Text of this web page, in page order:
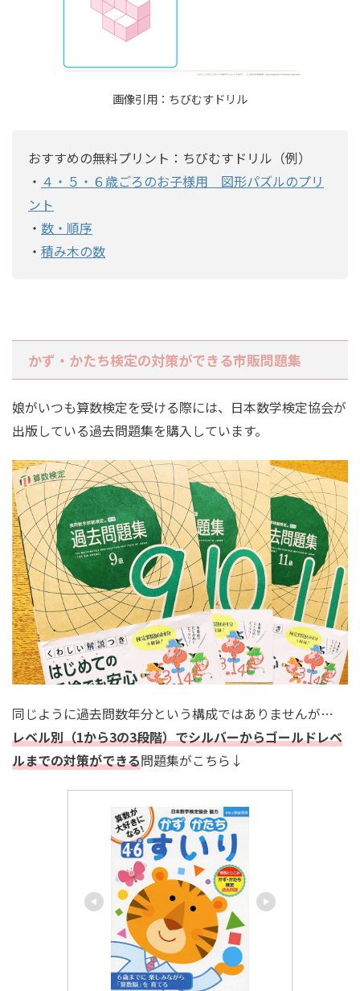
画像引用：ちびむすドリル
おすすめの無料プリント：ちびむすドリル（例）
・ ４・５・６歳ごろのお子様用 図形パズルのプリ
ント
・ 数・順序
・ 積み木の数
かず・かたち検定の対策ができる市販問題集
娘がいつも算数検定を受ける際には、日本数学検定協会が
出版している過去問題集を購入しています。
同じように過去問数年分という構成ではありませんが…
レベル別（1から3の3段階）でシルバーからゴールドレベ
ルまでの対策ができる問題集がこちら↓